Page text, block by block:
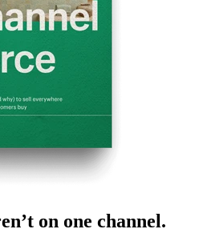
on one channel.